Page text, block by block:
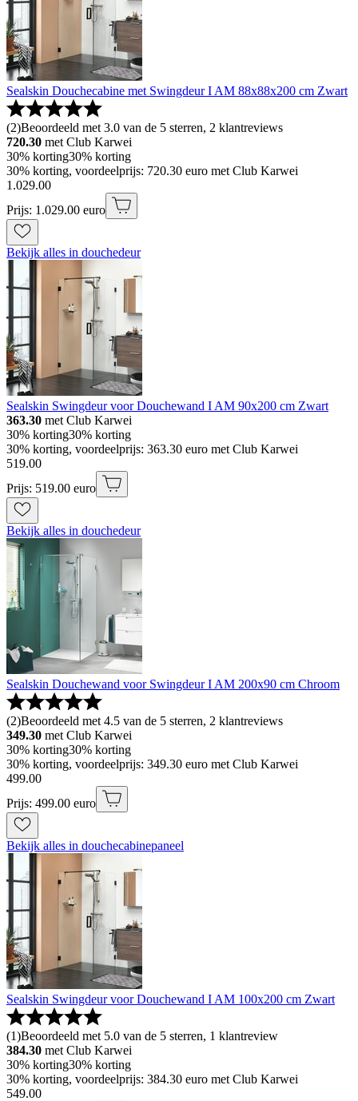
Sealskin Douchecabine met Swingdeur I AM 88x88x200 cm Zwart
(2)Beoordeeld met 3.0 van de 5 sterren, 2 klantreviews
720.30 met Club Karwei
30% korting30% korting
30% korting, voordeelprijs: 720.30 euro met Club Karwei
1 .029.00
Prijs: 1.029.00 euro
Bekijk alles in douchedeur
Sealskin Swingdeur voor Douchewand I AM 90x200 cm Zwart
363.30 met Club Karwei
30% korting30% korting
30% korting, voordeelprijs: 363.30 euro met Club Karwei
519.00
Prijs: 519.00 euro
Bekijk alles in douchedeur
Sealskin Douchewand voor Swingdeur I AM 200x90 cm Chroom
(2)Beoordeeld met 4.5 van de 5 sterren, 2 klantreviews
349.30 met Club Karwei
30% korting30% korting
30% korting, voordeelprijs: 349.30 euro met Club Karwei
499.00
Prijs: 499.00 euro
Bekijk alles in douchecabinepaneel
Sealskin Swingdeur voor Douchewand I AM 100x200 cm Zwart
(1)Beoordeeld met 5.0 van de 5 sterren, 1 klantreview
384.30 met Club Karwei
30% korting30% korting
30% korting, voordeelprijs: 384.30 euro met Club Karwei
549.00